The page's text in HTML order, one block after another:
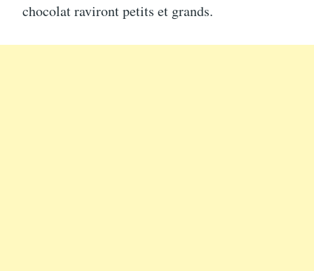
chocolat raviront petits et grands.